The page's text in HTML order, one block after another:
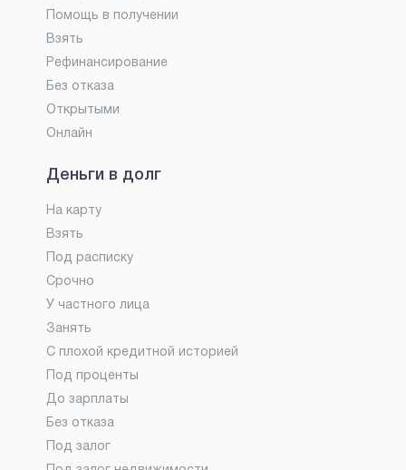
Помощь в получении
Взять
Рефинансирование
Без отказа
Открытыми
Онлайн
Деньги в долг
На карту
Взять
Под расписку
Срочно
У частного лица
Занять
С плохой кредитной историей
Под проценты
До зарплаты
Без отказа
Под залог